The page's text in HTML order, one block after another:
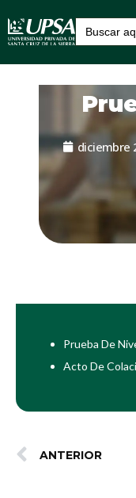
Buscar:
diciembre
Prueba De
Acto De
ANTERIOR